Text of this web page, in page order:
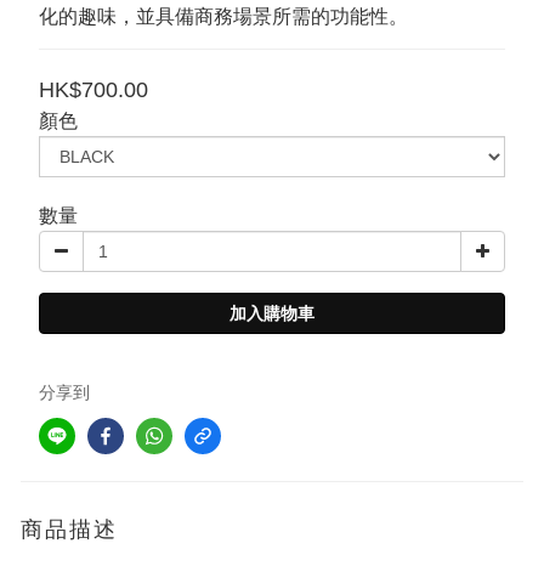
化的趣味，並具備商務場景所需的功能性。
HK$700.00
顏色
數量
加入購物車
分享到
商品描述